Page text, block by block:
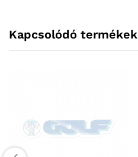
Kapcsolódó termékek